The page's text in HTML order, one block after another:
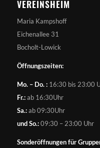
VEREINSHEIM
Maria Kampshoff
Eichenallee 31
Bocholt-Lowick
Öffnungszeiten:
Mo. – Do. :16:30 bis 23:00
Fr.:ab 16:30Uhr
Sa.:ab 09:30Uhr
und So.:09:30 – 23:00 Uhr
Sonderöffnungen für